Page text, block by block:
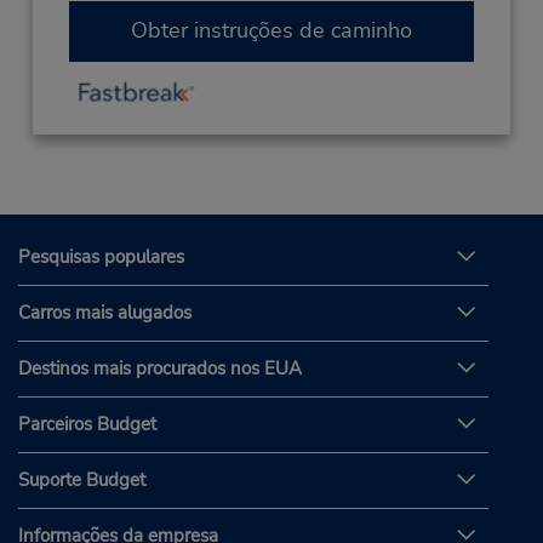
Obter instruções de caminho
Pesquisas populares
Carros mais alugados
Destinos mais procurados nos EUA
Parceiros Budget
Suporte Budget
Informações da empresa